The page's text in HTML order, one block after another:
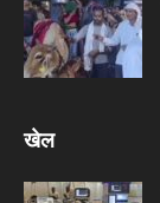
खेल